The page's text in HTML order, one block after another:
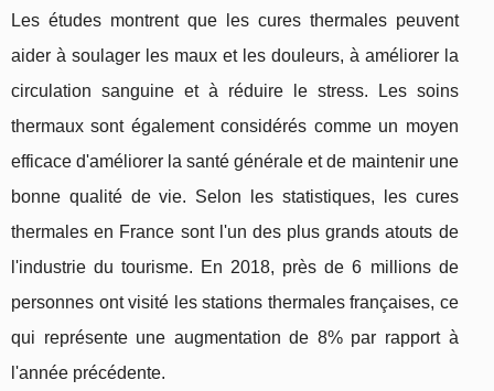
Les études montrent que les cures thermales peuvent
aider à soulager les maux et les douleurs, à améliorer la
circulation sanguine et à réduire le stress. Les soins
thermaux sont également considérés comme un moyen
efficace d'améliorer la santé générale et de maintenir une
bonne qualité de vie. Selon les statistiques, les cures
thermales en France sont l'un des plus grands atouts de
l'industrie du tourisme. En 2018, près de 6 millions de
personnes ont visité les stations thermales françaises, ce
qui représente une augmentation de 8% par rapport à
l'année précédente.